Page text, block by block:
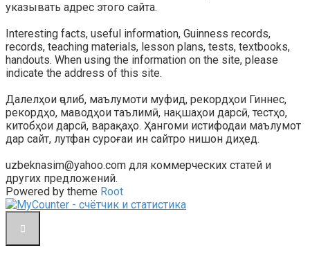
указывать адрес этого сайта.
Interesting facts, useful information, Guinness records,
records, teaching materials, lesson plans, tests, textbooks,
handouts. When using the information on the site, please
indicate the address of this site.
Далелҳои ҷолиб, маълумоти муфид, рекордҳои Гиннес,
рекордҳо, маводҳои таълимӣ, нақшаҳои дарсӣ, тестҳо,
китобҳои дарсӣ, варақаҳо. Ҳангоми истифодаи маълумот
дар сайт, лутфан суроғаи ин сайтро нишон диҳед.
uzbeknasim@yahoo.com для коммерческих статей и
других предложений.
Powered by theme Root